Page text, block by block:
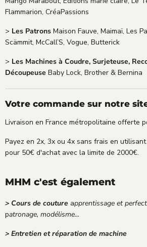
Flammarion, CréaPassions
> Les Patrons Maison Fauve, Maimaï, Les
Scämmit, McCall’S, Vogue, Butterick
> Les Machines à Coudre, Surjeteuse,
Découpeuse Baby Lock, Brother & Bernina
Votre commande sur notre
Livraison en France métropolitaine offerte
Payez en 2x, 3x ou 4x sans frais en
pour 50€ d'achat avec la limite de 2000€.
MHM c'est également
> Cours de couture apprentissage et
patronage, modélisme...
> Entretien et réparation de machine